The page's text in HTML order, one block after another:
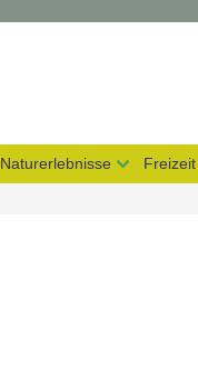
Naturerlebnisse Freizeit